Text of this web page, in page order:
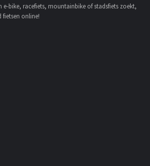
e-bike, racefiets, mountainbike of stadsfiets zoekt,
online!